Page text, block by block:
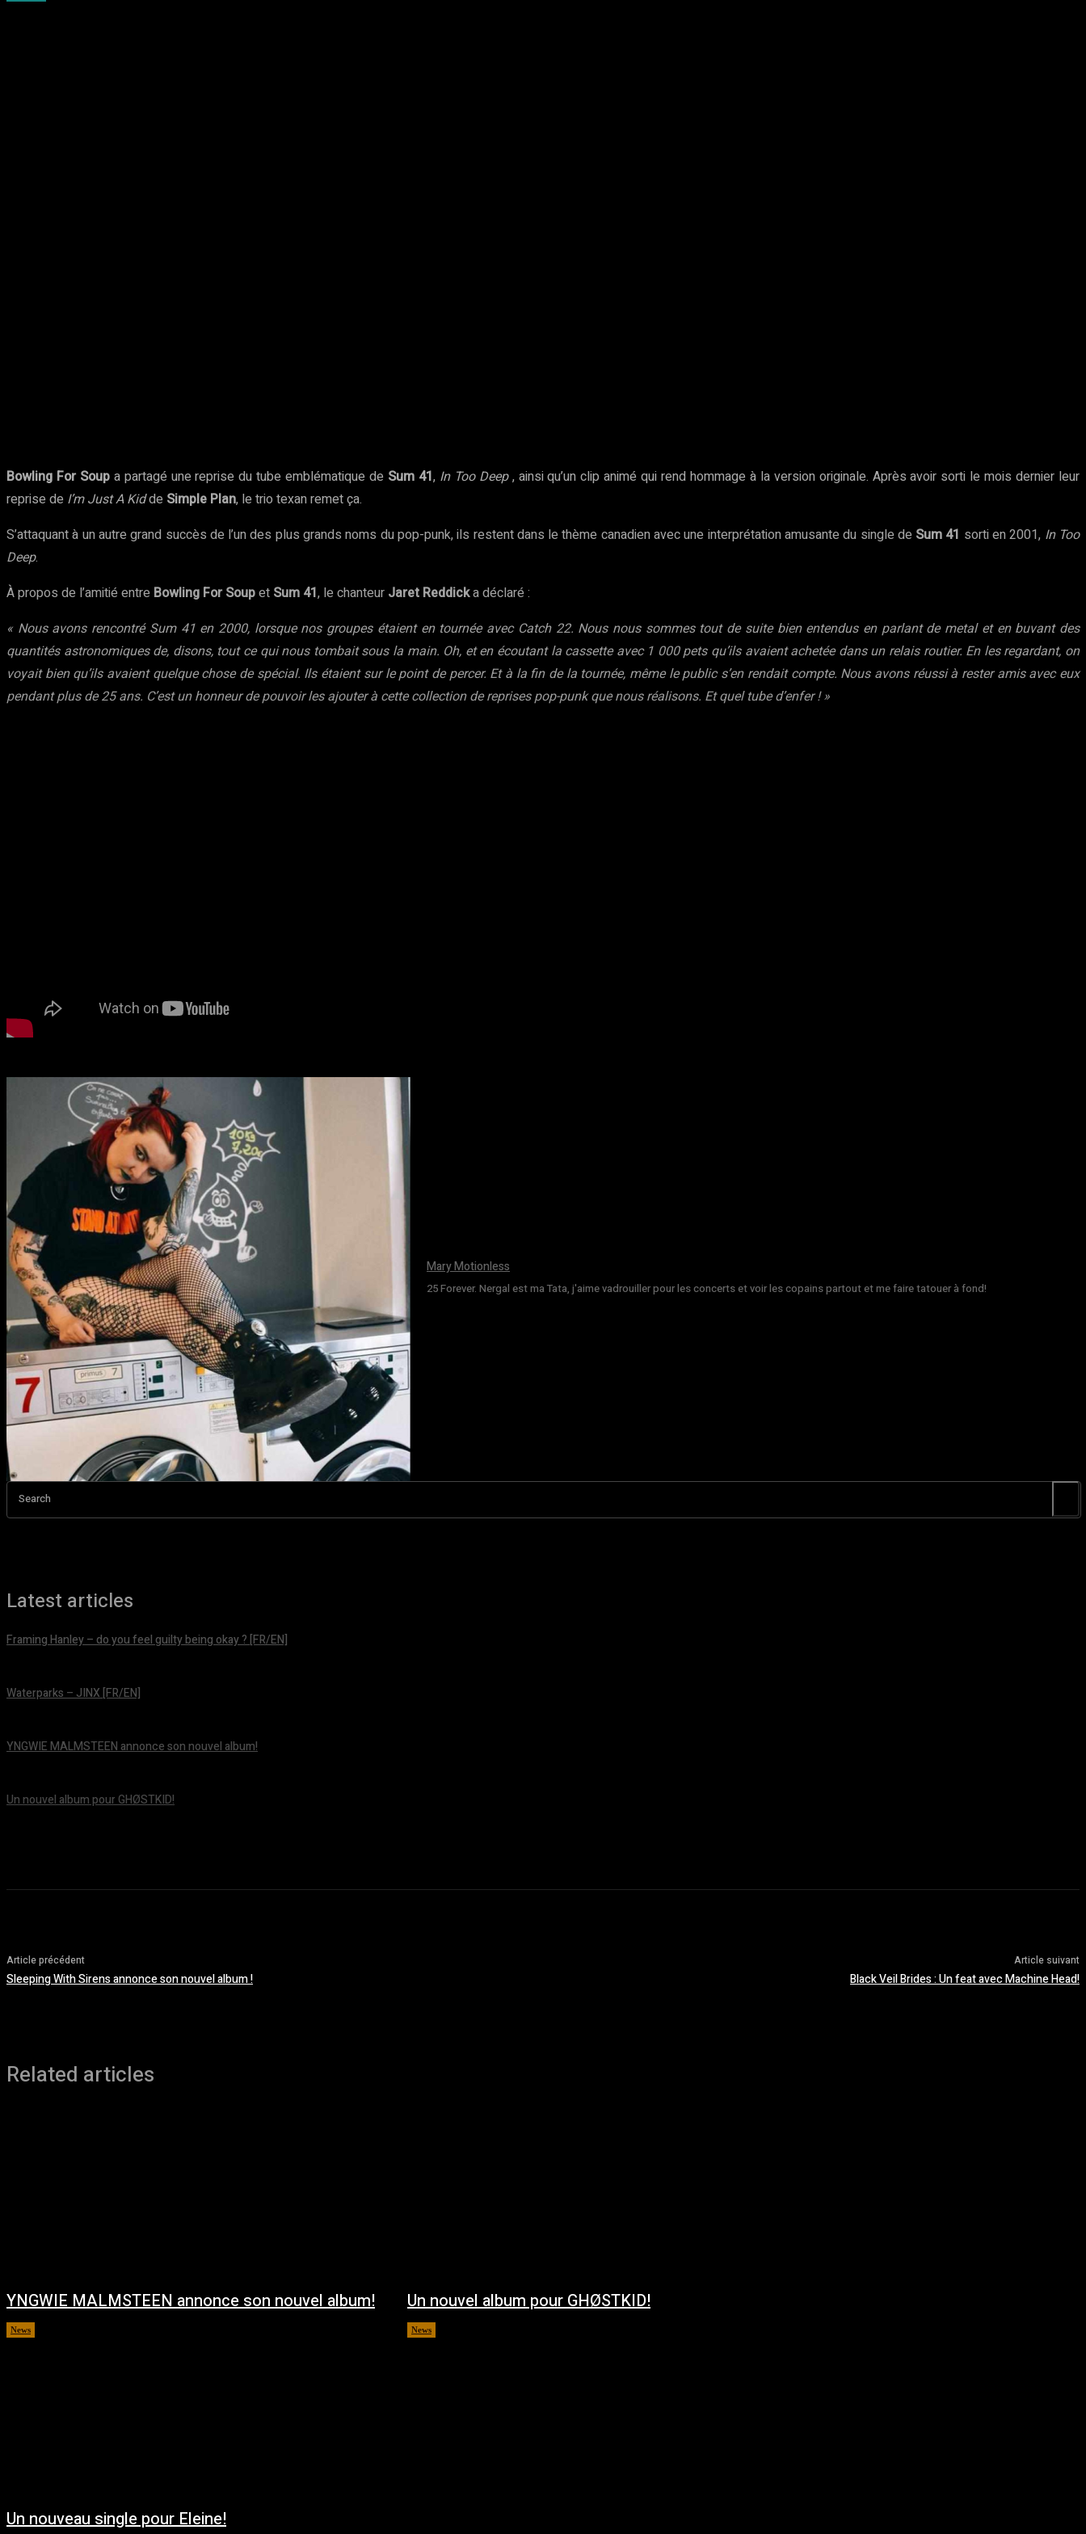
Bowling For Soupa partagé une reprise du tube emblématique de Sum 41, In Too Deep, ainsi qu’un clip animé qui rend hommage à la version originale. Après avoir sorti le mois dernier leur
reprise de I’m Just A Kidde Simple Plan, le trio texan remet ça.
S’attaquant à un autre grand succès de l’un des plus grands noms du pop-punk, ils restent dans le thème canadien avec une interprétation amusante du single de Sum 41 sorti en 2001, In Too
Deep.
À propos de l’amitié entre Bowling For Soupet Sum 41, le chanteur Jaret Reddicka déclaré :
« Nous avons rencontré Sum 41 en 2000, lorsque nos groupes étaient en tournée avec Catch 22. Nous nous sommes tout de suite bien entendus en parlant de metal et en buvant des
quantités astronomiques de, disons, tout ce qui nous tombait sous la main. Oh, et en écoutant la cassette avec 1 000 pets qu’ils avaient achetée dans un relais routier. En les regardant, on
voyait bien qu’ils avaient quelque chose de spécial. Ils étaient sur le point de percer. Et à la fin de la tournée, même le public s’en rendait compte. Nous avons réussi à rester amis avec eux
pendant plus de 25 ans. C’est un honneur de pouvoir les ajouter à cette collection de reprises pop-punk que nous réalisons. Et quel tube d’enfer ! »
Mary Motionless
25 Forever. Nergal est ma Tata, j'aime vadrouiller pour les concerts et voir les copains partout et me faire tatouer à fond!
Search
Latest articles
Framing Hanley – do you feel guilty being okay ? [FR/EN]
Waterparks – JINX [FR/EN]
YNGWIE MALMSTEEN annonce son nouvel album!
Un nouvel album pour GHØSTKID!
Article précédent
Sleeping With Sirens annonce son nouvel album !
Article suivant
Black Veil Brides : Un feat avec Machine Head!
Related articles
YNGWIE MALMSTEEN annonce son nouvel album!
News
Un nouvel album pour GHØSTKID!
News
Un nouveau single pour Eleine!